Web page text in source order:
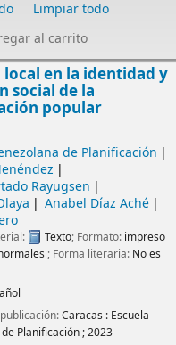
Limpiar todo
al carrito
en la identidad y
social de la
popular
de Planificación
Rayugsen
Anabel Díaz Aché
Texto; Formato: impreso
; Forma literaria: No es
Caracas : Escuela
Planificación ;2023